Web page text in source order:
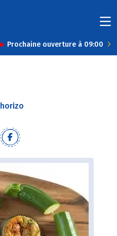
Prochaine ouverture à 09:00